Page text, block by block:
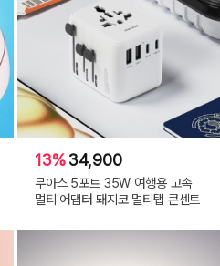
13%34,900
무아스 5포트 35W 여행용 고속
멀티 어댑터 돼지코 멀티탭 콘센트